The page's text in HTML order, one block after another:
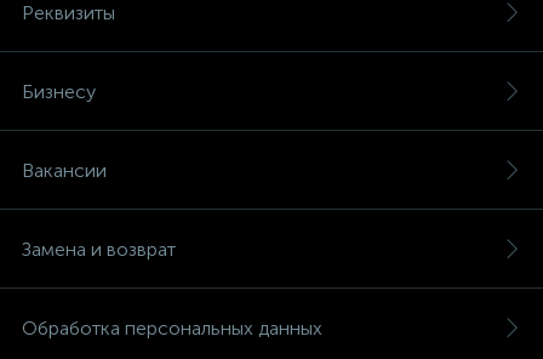
Реквизиты
Бизнесу
Вакансии
Замена и возврат
Обработка персональных данных